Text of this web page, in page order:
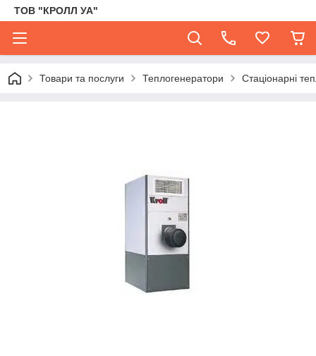
ТОВ "КРОЛЛ УА"
Товари та послуги Теплогенератори Стаціонарні